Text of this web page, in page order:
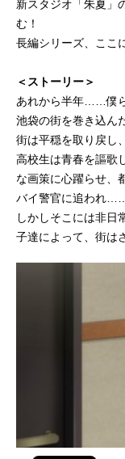
新スタジオ「朱夏」
む！
長編シリーズ、ここ
＜ストーリー＞
あれから半年……僕
池袋の街を巻き込ん
街は平穏を取り戻し
高校生は青春を謳歌
な画策に心躍らせ、
バイ警官に追われ……
しかしそこには非日
子達によって、街は